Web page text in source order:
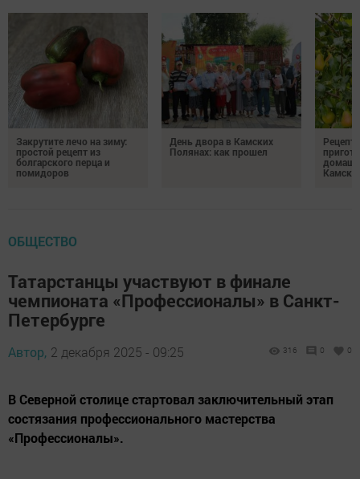
Закрутите лечо на зиму:
простой рецепт из
болгарского перца и
помидоров
День двора в Камских
Полянах: как прошел
ОБЩЕСТВО
Татарстанцы участвуют в финале
чемпионата «Профессионалы» в Санкт-
Петербурге
Автор, 2 декабря 2025 - 09:25 316 0 0
В Северной столице стартовал заключительный этап
состязания профессионального мастерства
«Профессионалы».